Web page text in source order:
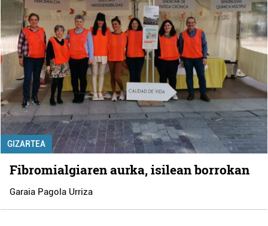
GIZARTEA
Fibromialgiaren aurka, isilean borrokan
Garaia Pagola Urriza